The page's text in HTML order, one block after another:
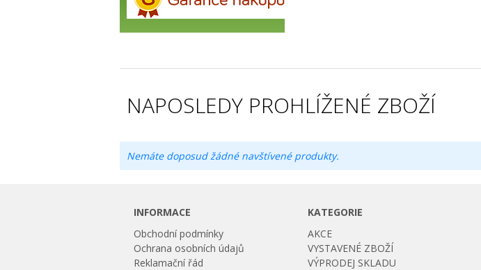
NAPOSLEDY PROHLÍŽENÉ ZBOŽÍ
Nemáte doposud žádné navštívené produkty.
INFORMACE
Obchodní podmínky
Ochrana osobních údajů
Reklamační řád
KATEGORIE
AKCE
VYSTAVENÉ ZBOŽÍ
VÝPRODEJ SKLADU